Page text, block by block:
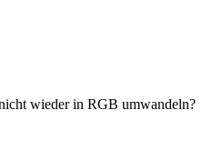
wie­der in RGB um­wan­deln?